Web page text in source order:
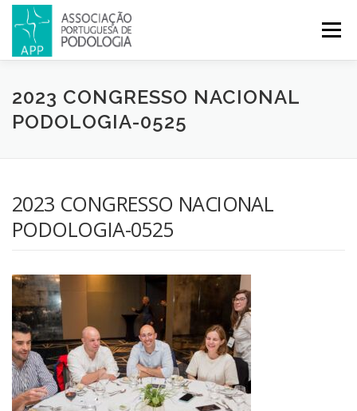
Menu
APP PODOLOGIA LICENCIATURA EM PODOLOGIA
CONGRESSOS REVISTA CONTACTOS
2023 CONGRESSO NACIONAL
PODOLOGIA-0525
2023 CONGRESSO NACIONAL
PODOLOGIA-0525